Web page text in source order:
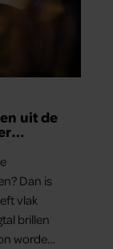
uit de
Dan is
vlak
brillen
worden